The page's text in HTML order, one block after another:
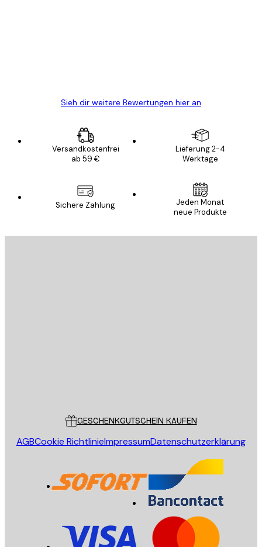
Sieh dir weitere Bewertungen hier an
Versandkostenfrei
ab 59 €
Lieferung 2-4
Werktage
Sichere Zahlung
Jeden Monat
neue Produkte
GESCHENKGUTSCHEIN KAUFEN
AGBCookie RichtlinieImpressumDatenschutzerklärung